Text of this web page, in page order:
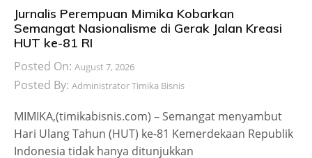
Jurnalis Perempuan Mimika Kobarkan
Semangat Nasionalisme di Gerak Jalan Kreasi
HUT ke-81 RI
Posted On: August 7, 2026
Posted By: Administrator Timika Bisnis
MIMIKA,(timikabisnis.com) – Semangat menyambut
Hari Ulang Tahun (HUT) ke-81 Kemerdekaan Republik
Indonesia tidak hanya ditunjukkan